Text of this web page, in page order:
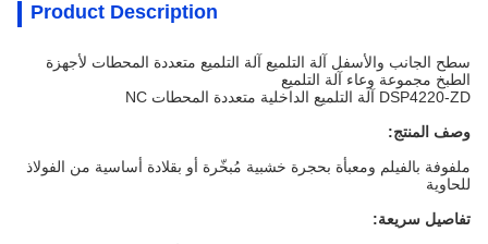
Product Description
سطح الجانب والأسفل آلة التلميع آلة التلميع متعددة المحطات لأجهزة
الطبخ مجموعة وعاء آلة التلميع
DSP4220-ZD آلة التلميع الداخلية متعددة المحطات NC
وصف المنتج:
ملفوفة بالفيلم ومعبأة بحجرة خشبية مُبخّرة أو بقلادة أساسية من الفولاذ
للحاوية
تفاصيل سريعة: